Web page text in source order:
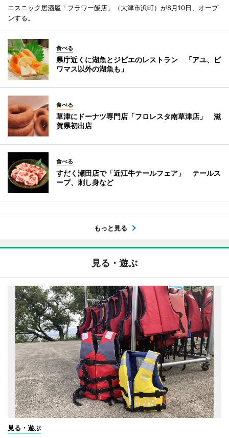
エスニック居酒屋「フラワー飯店」（大津市浜町）が8月10日、オープ
ンする。
食べる
県庁近くに湖魚とジビエのレストラン 「アユ、ビ
ワマス以外の湖魚も」
食べる
草津にドーナツ専門店「フロレスタ南草津店」 滋
賀県初出店
食べる
すだく瀬田店で「近江牛テールフェア」 テールス
ープ、刺し身など
もっと見る
見る・遊ぶ
見る・遊ぶ